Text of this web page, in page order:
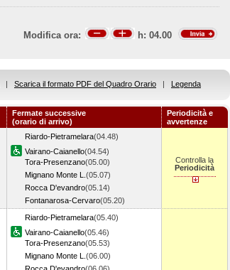
Modifica ora: h: 04.00
| Scarica il formato PDF del Quadro Orario | Legenda
Fermate successive
(orario di arrivo)
Periodicità e
avvertenze
Riardo-Pietramelara(04.48)
Vairano-Caianello(04.54)
Tora-Presenzano(05.00)
Mignano Monte L. (05.07)
Rocca D'evandro(05.14)
Fontanarosa-Cervaro(05.20)
Controlla la
Periodicità
Riardo-Pietramelara(05.40)
Vairano-Caianello(05.46)
Tora-Presenzano(05.53)
Mignano Monte L. (06.00)